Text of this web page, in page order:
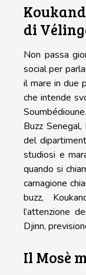
di
Non passa
social per
il mare in due
che intende
Buzz
del
studiosi e
quando si
carnagione
buzz,
l’attenzione
Djinn,
Il Mosè